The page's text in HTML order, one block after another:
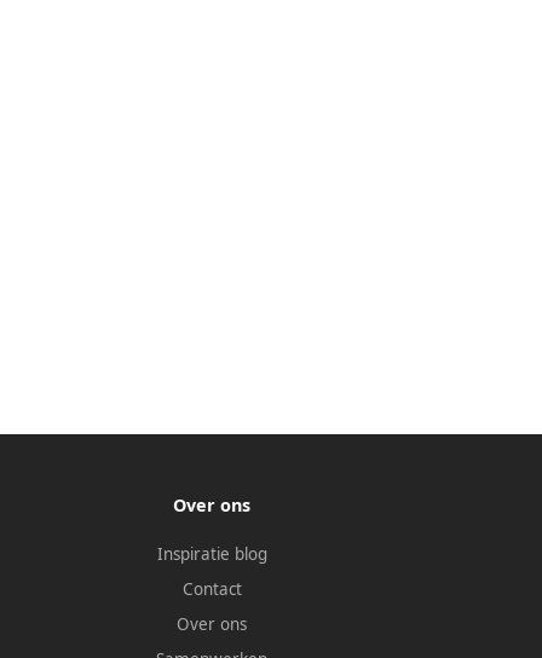
Over ons
Inspiratie blog
Contact
Over ons